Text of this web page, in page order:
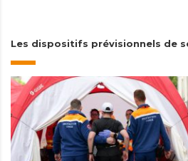
Les dispositifs prévisionnels de